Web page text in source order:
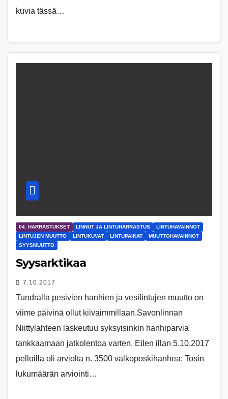
kuvia tässä…
04. HARRASTUKSET LINNUT JA LINTUHARRASTUS
LINTUHAVAINNOT
LINTUJEN MUUTTO
LINTUKUVAT LINTUPAIKAT
MUUTTOHAVAINNOT
SYYSMUUTTO
Syysarktikaa
7.10.2017
Tundralla pesivien hanhien ja vesilintujen muutto on
viime päivinä ollut kiivaimmillaan.Savonlinnan
Niittylahteen laskeutuu syksyisinkin hanhiparvia
tankkaamaan jatkolentoa varten. Eilen illan 5.10.2017
pelloilla oli arviolta n. 3500 valkoposkihanhea: Tosin
lukumäärän arviointi…